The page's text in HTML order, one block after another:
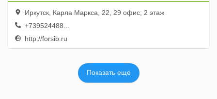
Иркутск, Карла Маркса, 22, 29 офис; 2 этаж
+739524488...
http://forsib.ru
Показать еще